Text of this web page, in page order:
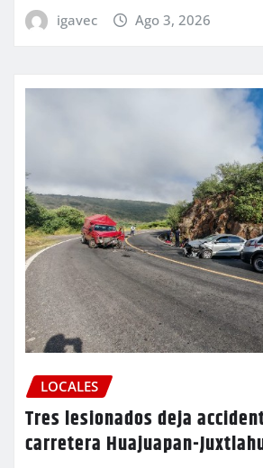
igavec Ago 3, 2026
LOCALES
Tres lesionados deja
carretera Huajuapan-